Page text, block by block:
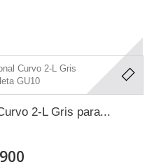
2-L Gris para...